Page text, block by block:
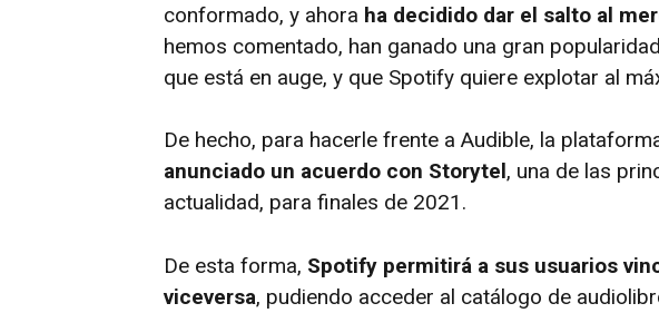
conformado, y ahora ha decidido dar el salto al
hemos comentado, han ganado una gran
que está en auge, y que Spotify quiere explotar al
De hecho, para hacerle frente a Audible, la
anunciado un acuerdo con Storytel, una de las
actualidad, para finales de 2021.
De esta forma, Spotify permitirá a sus usuarios
viceversa, pudiendo acceder al catálogo de